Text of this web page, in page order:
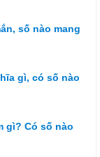
số nào mang
gì, có số nào
gì? Có số nào